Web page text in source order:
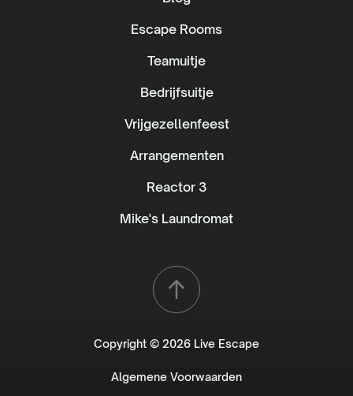
Escape Rooms
Teamuitje
Bedrijfsuitje
Vrijgezellenfeest
Arrangementen
Reactor 3
Mike's Laundromat
Copyright © 2026 Live Escape
Algemene Voorwaarden